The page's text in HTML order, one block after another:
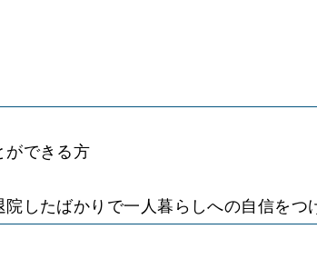
ができる方
したばかりで一人暮らしへの自信をつ